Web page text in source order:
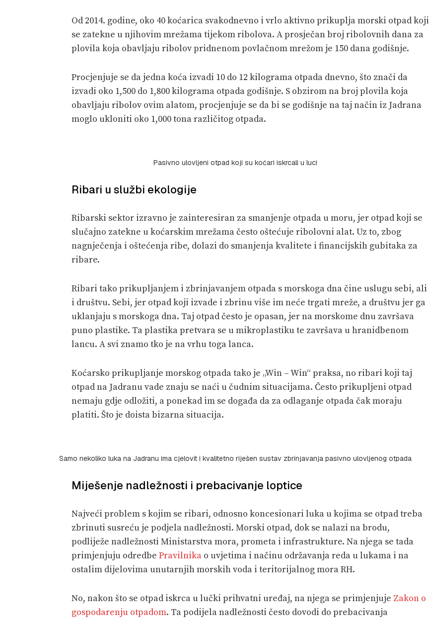
Od 2014. godine, oko 40 koćarica svakodnevno i vrlo aktivno prikuplja morski otpad koji
se zatekne u njihovim mrežama tijekom ribolova. A prosječan broj ribolovnih dana za
plovila koja obavljaju ribolov pridnenom povlačnom mrežom je 150 dana godišnje.
Procjenjuje se da jedna koća izvadi 10 do 12 kilograma otpada dnevno, što znači da
izvadi oko 1,500 do 1,800 kilograma otpada godišnje. S obzirom na broj plovila koja
obavljaju ribolov ovim alatom, procjenjuje se da bi se godišnje na taj način iz Jadrana
moglo ukloniti oko 1,000 tona različitog otpada.
Pasivno ulovljeni otpad koji su koćari iskrcali u luci
Ribari u službi ekologije
Ribarski sektor izravno je zainteresiran za smanjenje otpada u moru, jer otpad koji se
slučajno zatekne u koćarskim mrežama često oštećuje ribolovni alat. Uz to, zbog
nagnječenja i oštećenja ribe, dolazi do smanjenja kvalitete i financijskih gubitaka za
ribare.
Ribari tako prikupljanjem i zbrinjavanjem otpada s morskoga dna čine uslugu sebi, ali
i društvu. Sebi, jer otpad koji izvade i zbrinu više im neće trgati mreže, a društvu jer ga
uklanjaju s morskoga dna. Taj otpad često je opasan, jer na morskome dnu završava
puno plastike. Ta plastika pretvara se u mikroplastiku te završava u hranidbenom
lancu. A svi znamo tko je na vrhu toga lanca.
Koćarsko prikupljanje morskog otpada tako je „Win – Win“ praksa, no ribari koji taj
otpad na Jadranu vade znaju se naći u čudnim situacijama. Često prikupljeni otpad
nemaju gdje odložiti, a ponekad im se događa da za odlaganje otpada čak moraju
platiti. Što je doista bizarna situacija.
Samo nekoliko luka na Jadranu ima cjelovit i kvalitetno riješen sustav zbrinjavanja pasivno ulovljenog otpada
Miješenje nadležnosti i prebacivanje loptice
Najveći problem s kojim se ribari, odnosno koncesionari luka u kojima se otpad treba
zbrinuti susreću je podjela nadležnosti. Morski otpad, dok se nalazi na brodu,
podliježe nadležnosti Ministarstva mora, prometa i infrastrukture. Na njega se tada
primjenjuju odredbe Pravilnika o uvjetima i načinu održavanja reda u lukama i na
ostalim dijelovima unutarnjih morskih voda i teritorijalnog mora RH.
No, nakon što se otpad iskrca u lučki prihvatni uređaj, na njega se primjenjuje Zakon o
gospodarenju otpadom. Ta podijela nadležnosti često dovodi do prebacivanja